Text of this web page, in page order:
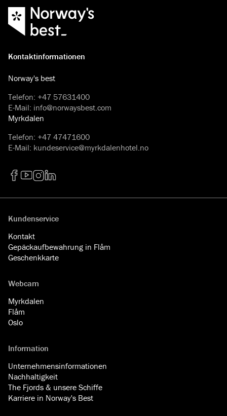
Kontaktinformationen
Norway's best
Telefon: +47 57631400
E-Mail: info@norwaysbest.com
Myrkdalen
Telefon: +47 47471600
E-Mail: kundeservice@myrkdalenhotel.no
Kundenservice
Kontakt
Gepäckaufbewahrung in Flåm
Geschenkkarte
Webcam
Myrkdalen
Flåm
Oslo
Information
Unternehmensinformationen
Nachhaltigkeit
The Fjords & unsere Schiffe
Karriere in Norway's Best